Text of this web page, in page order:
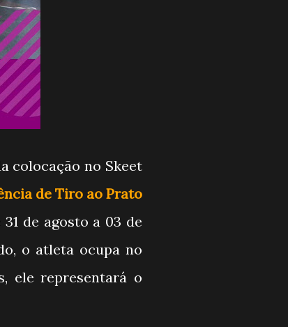
colocação no Skeet
de Tiro ao Prato
de agosto a 03 de
o atleta ocupa no
ele representará o